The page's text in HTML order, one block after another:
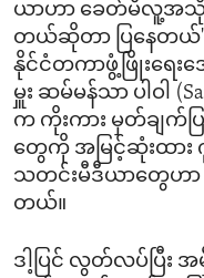
ယာဟာ ခေတ်မီလူ့အ
တယ်ဆိုတာ ပြနေတယ်"
နိုင်ငံတကာဖွံ့ဖြိုးရေးအ
မှူး ဆမ်မန်သာ ပါဝါ
က ကိုးကား မှတ်ချက်ပ
တွေကို အမြင့်ဆုံးထား
သတင်းမီဒီယာတွေဟာ
တယ်။
ဒါ့ပြင် လွတ်လပ်ပြီး